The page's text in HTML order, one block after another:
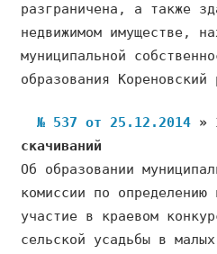
разграничена, а также
недвижимом имуществе,
муниципальной
образования Кореновский
№ 537 от 25.12.2014 »
скачиваний
Об образовании
комиссии по определению
участие в краевом
сельской усадьбы в